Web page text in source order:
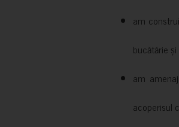
am
bucătărie
am
acoperisul